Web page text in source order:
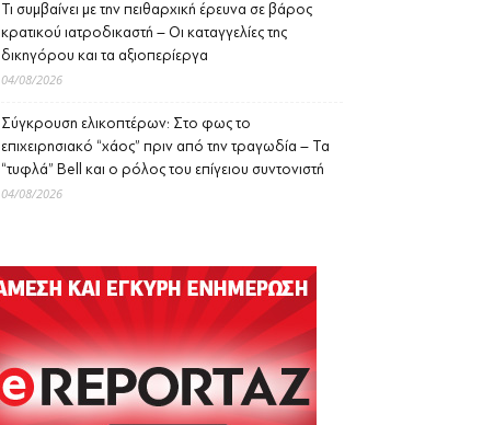
Τι συμβαίνει με την πειθαρχική έρευνα σε βάρος
κρατικού ιατροδικαστή – Οι καταγγελίες της
δικηγόρου και τα αξιοπερίεργα
04/08/2026
Σύγκρουση ελικοπτέρων: Στο φως το
επιχειρησιακό “χάος” πριν από την τραγωδία – Τα
“τυφλά” Bell και ο ρόλος του επίγειου συντονιστή
04/08/2026